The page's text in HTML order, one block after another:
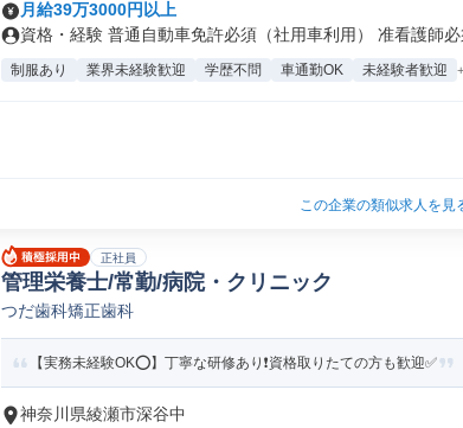
月給39万3000円以上
資格・経験 普通自動車免許必須（社用車利用） 准看護師
制服あり 業界未経験歓迎 学歴不問 車通勤OK 未経験者歓迎
この企業の類似求人を見
正社員
管理栄養士/常勤/病院・クリニック
つだ歯科矯正歯科
【実務未経験OK⭕️】丁寧な研修あり❗️資格取りたての方も歓迎✅️
神奈川県綾瀬市深谷中